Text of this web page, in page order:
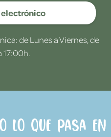
de Lunes a Viernes, de
17:00h.
lo que pasa en